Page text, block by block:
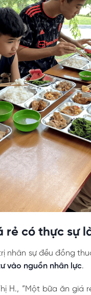
rẻ có thực sự
nhân sự đều đồng
vào nguồn nhân lực.
H., “Một bữa ăn